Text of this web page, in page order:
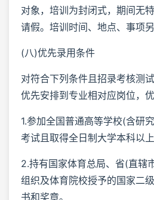
对象，培训为封闭式，期间无
请假。培训时间、地点、事项另
(八)优先录用条件
对符合下列条件且招录考核测
优先安排到专业相对应岗位，
1.参加全国普通高等学校(含研
考试且取得全日制大学本科以
2.持有国家体育总局、省(直辖
组织及体育院校授予的国家二
书和奖章。